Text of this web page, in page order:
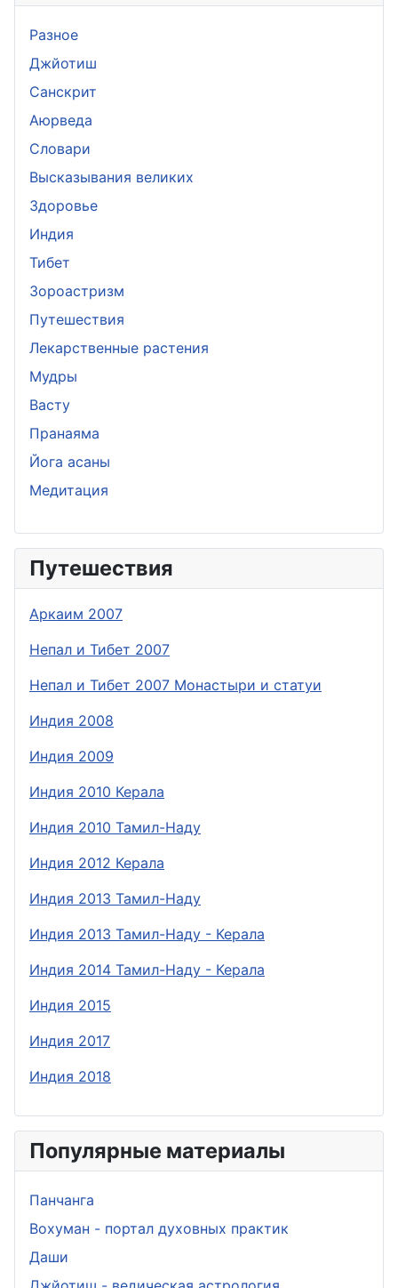
Разное
Джйотиш
Санскрит
Аюрведа
Словари
Высказывания великих
Здоровье
Индия
Тибет
Зороастризм
Путешествия
Лекарственные растения
Мудры
Васту
Пранаяма
Йога асаны
Медитация
Путешествия
Аркаим 2007
Непал и Тибет 2007
Непал и Тибет 2007 Монастыри и статуи
Индия 2008
Индия 2009
Индия 2010 Керала
Индия 2010 Тамил-Наду
Индия 2012 Керала
Индия 2013 Тамил-Наду
Индия 2013 Тамил-Наду - Керала
Индия 2014 Тамил-Наду - Керала
Индия 2015
Индия 2017
Индия 2018
Популярные материалы
Панчанга
Вохуман - портал духовных практик
Даши